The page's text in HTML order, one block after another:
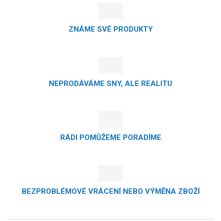
ZNÁME SVÉ PRODUKTY
NEPRODÁVÁME SNY, ALE REALITU
RÁDI POMŮŽEME PORADÍME
BEZPROBLÉMOVÉ VRÁCENÍ NEBO VÝMĚNA ZBOŽÍ